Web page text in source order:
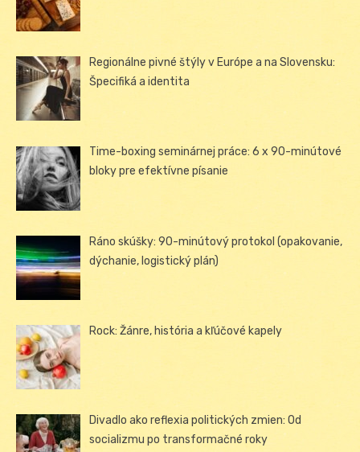
Regionálne pivné štýly v Európe a na Slovensku:
Špecifiká a identita
Time-boxing seminárnej práce: 6 x 90-minútové
bloky pre efektívne písanie
Ráno skúšky: 90-minútový protokol (opakovanie,
dýchanie, logistický plán)
Rock: Žánre, história a kľúčové kapely
Divadlo ako reflexia politických zmien: Od
socializmu po transformačné roky